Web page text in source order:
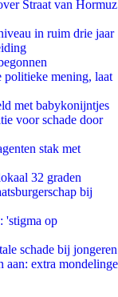
Straat van Hormuz
in ruim drie jaar
politieke mening, laat
met babykonijntjes
voor schade door
stak met
32 graden
bij
'stigma op
schade bij jongeren
aan: extra mondelinge